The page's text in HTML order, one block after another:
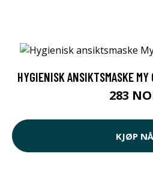
HYGIENISK ANSIKTSMASKE MY
283
KJØP NÅ